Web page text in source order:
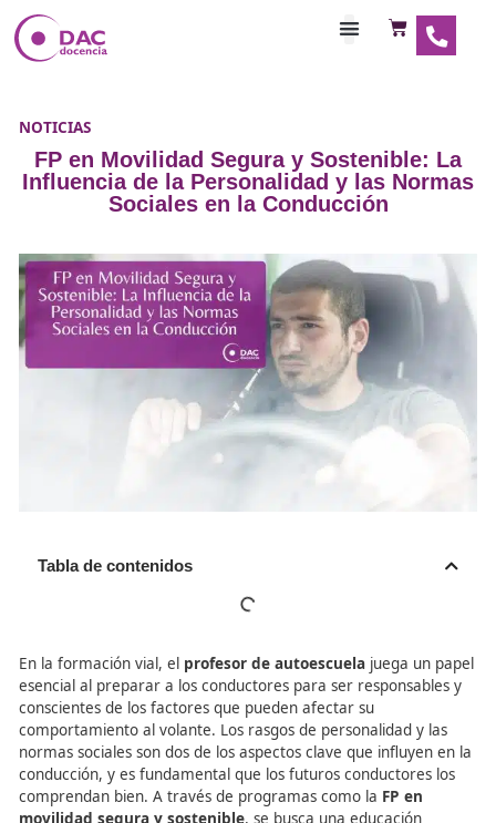
NOTICIAS
FP en Movilidad Segura y
Influencia de la Personalidad y las
Tabla de contenidos
En la formación vial, elprofesor de autoescuelajuega
esencial al preparar a los conductores para ser